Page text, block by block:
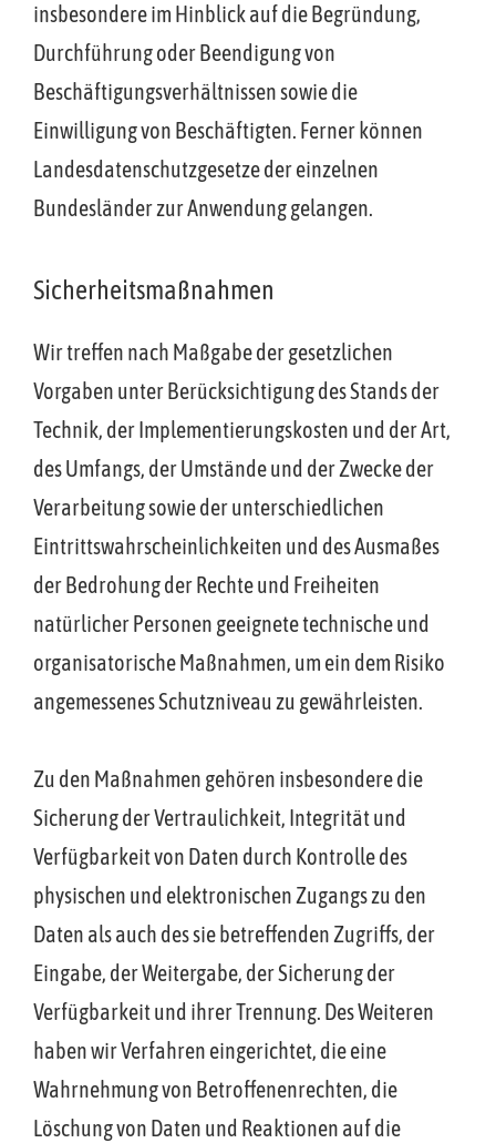
insbesondere im Hinblick auf die Begründung,
Durchführung oder Beendigung von
Beschäftigungsverhältnissen sowie die
Einwilligung von Beschäftigten. Ferner können
Landesdatenschutzgesetze der einzelnen
Bundesländer zur Anwendung gelangen.
Sicherheitsmaßnahmen
Wir treffen nach Maßgabe der gesetzlichen
Vorgaben unter Berücksichtigung des Stands der
Technik, der Implementierungskosten und der Art,
des Umfangs, der Umstände und der Zwecke der
Verarbeitung sowie der unterschiedlichen
Eintrittswahrscheinlichkeiten und des Ausmaßes
der Bedrohung der Rechte und Freiheiten
natürlicher Personen geeignete technische und
organisatorische Maßnahmen, um ein dem Risiko
angemessenes Schutzniveau zu gewährleisten.
Zu den Maßnahmen gehören insbesondere die
Sicherung der Vertraulichkeit, Integrität und
Verfügbarkeit von Daten durch Kontrolle des
physischen und elektronischen Zugangs zu den
Daten als auch des sie betreffenden Zugriffs, der
Eingabe, der Weitergabe, der Sicherung der
Verfügbarkeit und ihrer Trennung. Des Weiteren
haben wir Verfahren eingerichtet, die eine
Wahrnehmung von Betroffenenrechten, die
Löschung von Daten und Reaktionen auf die